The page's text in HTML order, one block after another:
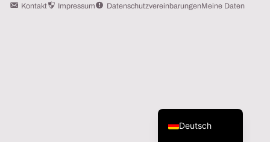
Kontakt
Impressum DatenschutzvereinbarungenMeine Daten
Deutsch